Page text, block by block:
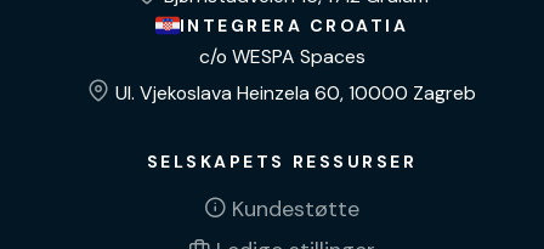
INTEGRERA CROATIA
c/o WESPA Spaces
Ul. Vjekoslava Heinzela 60, 10000 Zagreb
SELSKAPETS RESSURSER
Kundestøtte